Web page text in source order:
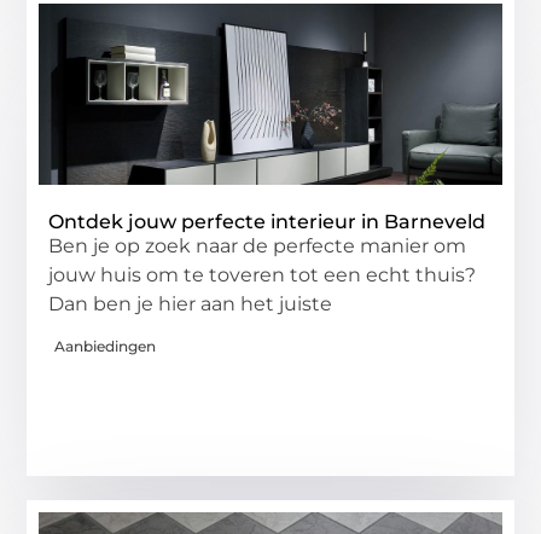
Ontdek jouw perfecte interieur in Barneveld
Ben je op zoek naar de perfecte manier om
jouw huis om te toveren tot een echt thuis?
Dan ben je hier aan het juiste
Aanbiedingen